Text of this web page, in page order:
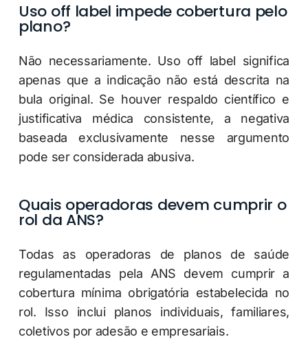
Uso off label impede cobertura pelo
plano?
Não necessariamente. Uso off label significa
apenas que a indicação não está descrita na
bula original. Se houver respaldo científico e
justificativa médica consistente, a negativa
baseada exclusivamente nesse argumento
pode ser considerada abusiva.
Quais operadoras devem cumprir o
rol da ANS?
Todas as operadoras de planos de saúde
regulamentadas pela ANS devem cumprir a
cobertura mínima obrigatória estabelecida no
rol. Isso inclui planos individuais, familiares,
coletivos por adesão e empresariais.